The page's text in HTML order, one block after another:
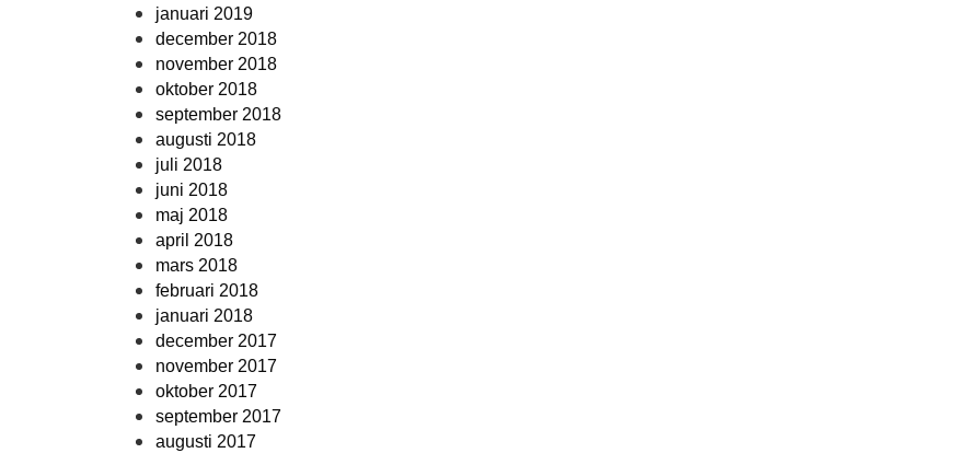
januari 2019
december 2018
november 2018
oktober 2018
september 2018
augusti 2018
juli 2018
juni 2018
maj 2018
april 2018
mars 2018
februari 2018
januari 2018
december 2017
november 2017
oktober 2017
september 2017
augusti 2017